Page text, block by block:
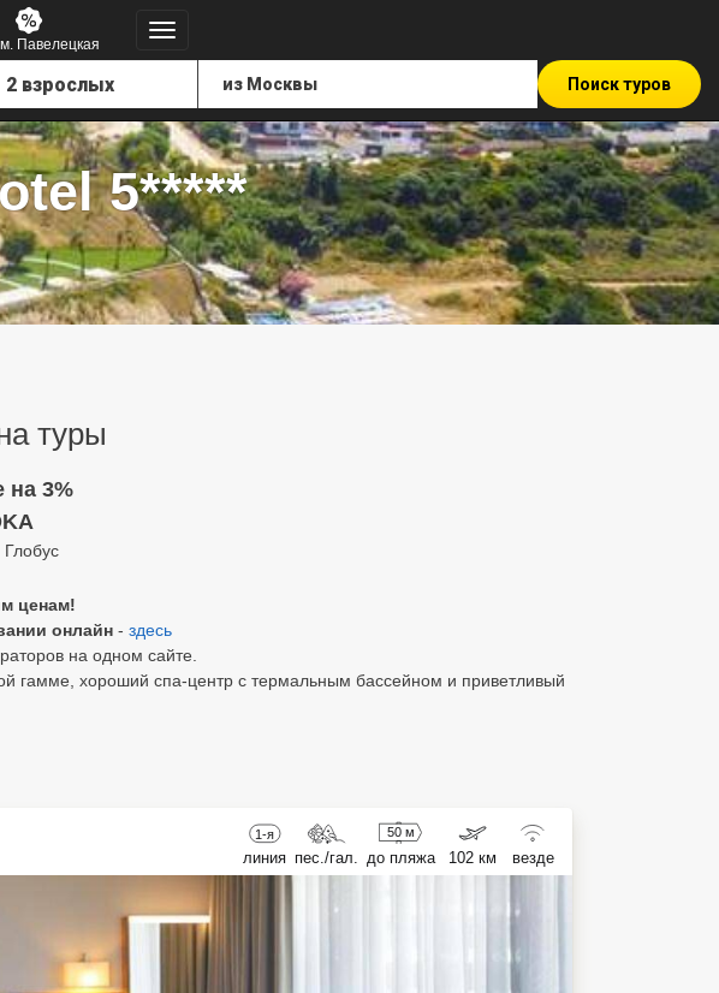
Павелецкая
Поиск туров
5*****
туры
на 3%
ценам!
онлайн - здесь
на одном сайте.
гамме, хороший спа-центр с термальным бассейном и приветливый
1-я
линия пес./гал.
50 м
до пляжа 102 км везде